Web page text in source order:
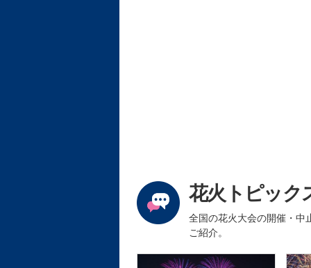
花火トピック
全国の花火大会の開催・中
ご紹介。